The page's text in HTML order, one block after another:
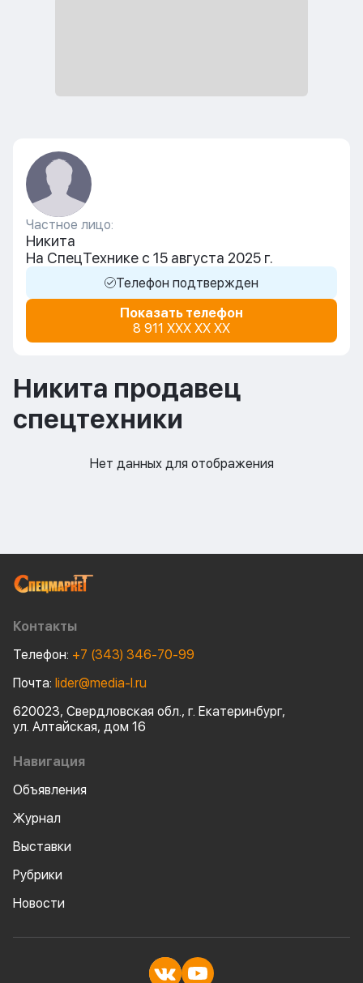
Частное лицо:
Никита
На СпецТехнике с 15 августа 2025 г.
Телефон подтвержден
Показать телефон
8 911 XXX XX XX
Никита продавец
спецтехники
Нет данных для отображения
Навигация
Объявления
Журнал
Выставки
Рубрики
Новости
Контакты
Телефон: +7 (343) 346-70-99
Почта: lider@media-l.ru
620023, Свердловская обл., г. Екатеринбург,
ул. Алтайская, дом 16